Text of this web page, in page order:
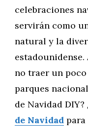
celebraciones
servirán como
natural y la
estadounidense.
no traer un
parques
de Navidad DIY?
de Navidad para